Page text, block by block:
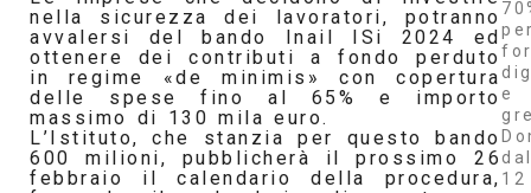
nella sicurezza dei lavoratori, potranno
avvalersi del bando Inail ISi 2024 ed
ottenere dei contributi a fondo perduto
in regime «de minimis» con copertura
delle spese fino al 65% e importo
massimo di 130 mila euro.
L’Istituto, che stanzia per questo bando
600 milioni, pubblicherà il prossimo 26
febbraio il calendario della procedura,
e
12